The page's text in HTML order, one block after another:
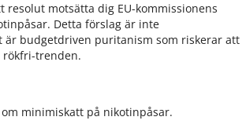
resolut motsätta dig EU-kommissionens
Detta förslag är inte
är budgetdriven puritanism som riskerar att
rökfri-trenden.
minimiskatt på nikotinpåsar.